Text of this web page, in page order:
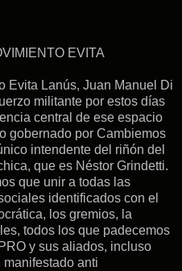
EVITA
Evita Lanús, Juan Manuel Di
militante por estos días
central de ese espacio
gobernado por Cambiemos
intendente del riñón del
que es Néstor Grindetti.
que unir a todas las
identificados con el
los gremios, la
todos los que padecemos
y sus aliados, incluso
anti